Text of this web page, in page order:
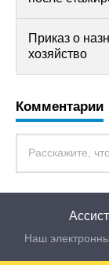
Приказ о
хозяйство
Комментарии
Наш